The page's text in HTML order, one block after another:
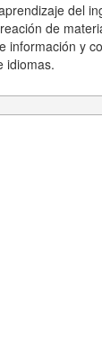
del
de
información y
idiomas.